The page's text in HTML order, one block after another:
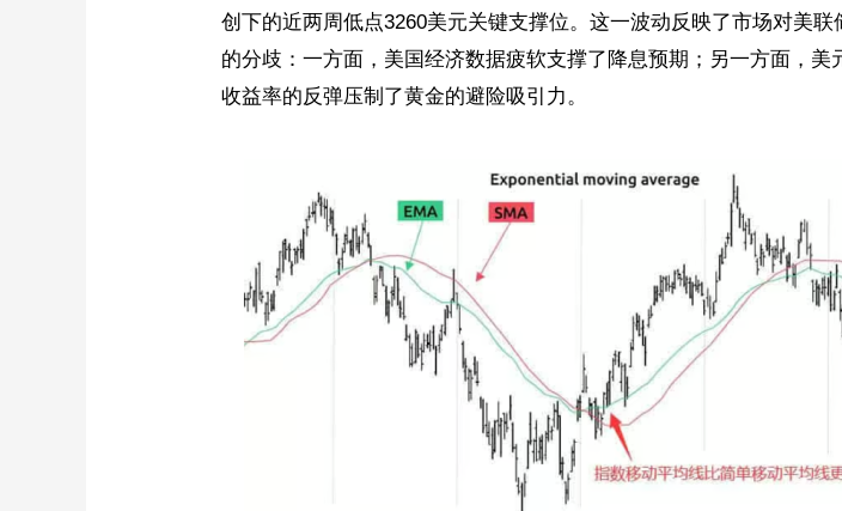
创下的近两周低点3260美元关键支撑位。这一波动反映了市场对美联
的分歧：一方面，美国经济数据疲软支撑了降息预期；另一方面，美
收益率的反弹压制了黄金的避险吸引力。